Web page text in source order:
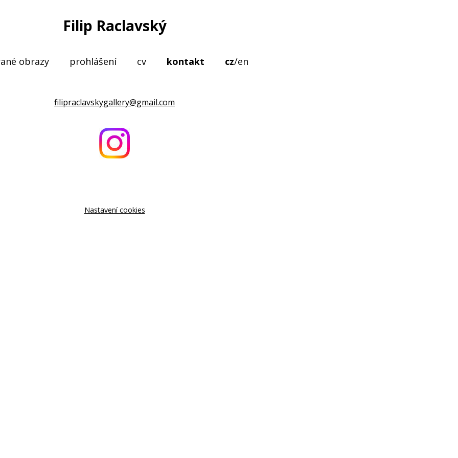
Filip Raclavský
obrazy prohlášení cv kontakt cz/en
filipraclavskygallery@gmail.com
Nastavení cookies